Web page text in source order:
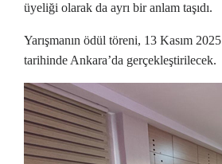
üyeliği olarak da ayrı bir anlam taşıdı.
Yarışmanın ödül töreni, 13 Kasım 2025
tarihinde Ankara’da gerçekleştirilecek.